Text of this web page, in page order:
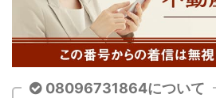
08096731864について